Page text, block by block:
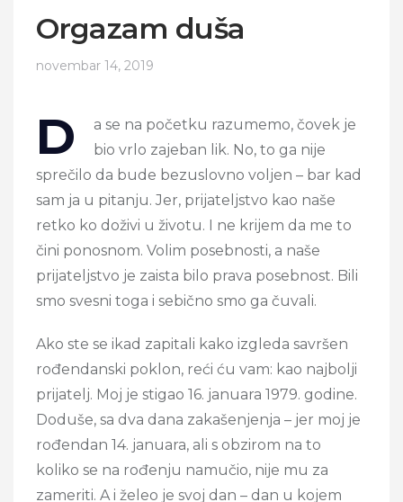
Orgazam duša
novembar 14, 2019
D
a se na početku razumemo, čovek je
bio vrlo zajeban lik. No, to ga nije
sprečilo da bude bezuslovno voljen – bar kad
sam ja u pitanju. Jer, prijateljstvo kao naše
retko ko doživi u životu. I ne krijem da me to
čini ponosnom. Volim posebnosti, a naše
prijateljstvo je zaista bilo prava posebnost. Bili
smo svesni toga i sebično smo ga čuvali.
Ako ste se ikad zapitali kako izgleda savršen
rođendanski poklon, reći ću vam: kao najbolji
prijatelj. Moj je stigao 16. januara 1979. godine.
Doduše, sa dva dana zakašenjenja – jer moj je
rođendan 14. januara, ali s obzirom na to
koliko se na rođenju namučio, nije mu za
zameriti. A i želeo je svoj dan – dan u kojem